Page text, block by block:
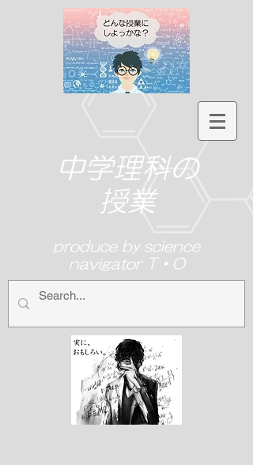
中学理科の
授業
produce by science
navigator T・O